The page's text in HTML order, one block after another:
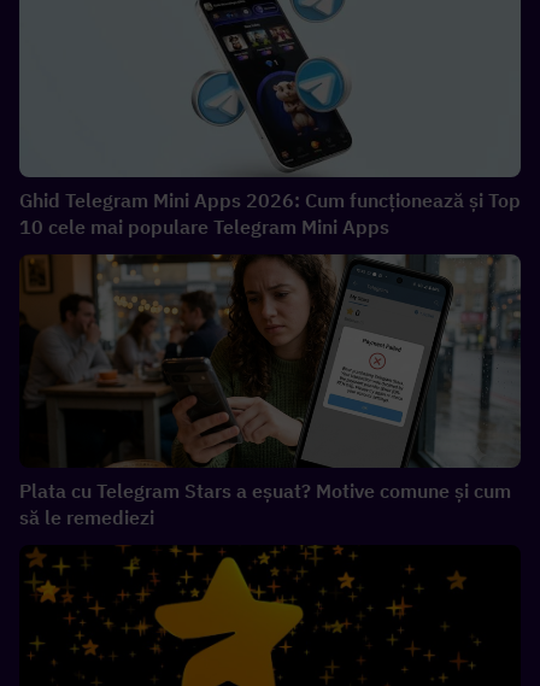
Ghid Telegram Mini Apps 2026: Cum funcționează și Top
10 cele mai populare Telegram Mini Apps
Plata cu Telegram Stars a eșuat? Motive comune și cum
să le remediezi